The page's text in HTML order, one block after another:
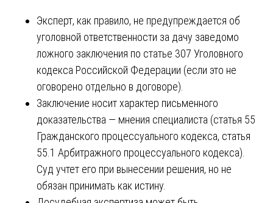
Эксперт, как правило, не предупреждается об
уголовной ответственности за дачу заведомо
ложного заключения по статье 307 Уголовного
кодекса Российской Федерации (если это не
оговорено отдельно в договоре).
Заключение носит характер письменного
доказательства — мнения специалиста (статья 55
Гражданского процессуального кодекса, статья
55.1 Арбитражного процессуального кодекса).
Суд учтет его при вынесении решения, но не
обязан принимать как истину.